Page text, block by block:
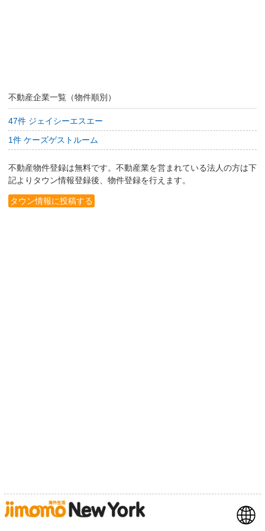
不動産企業一覧（物件順別）
47件 ジェイシーエスエー
1件 ケーズゲストルーム
不動産物件登録は無料です。不動産業を営まれている法人の方は下
記よりタウン情報登録後、物件登録を行えます。
タウン情報に投稿する